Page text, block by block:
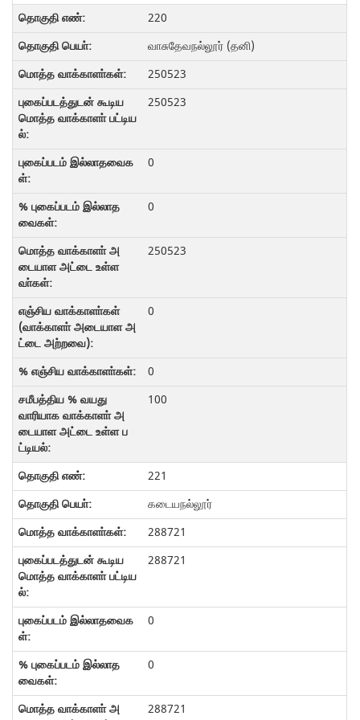
220
வாசுதேவநல்லூர் (தனி)
250523
250523
0
0
250523
0
0
100
221
கடையநல்லூர்
288721
288721
0
0
288721